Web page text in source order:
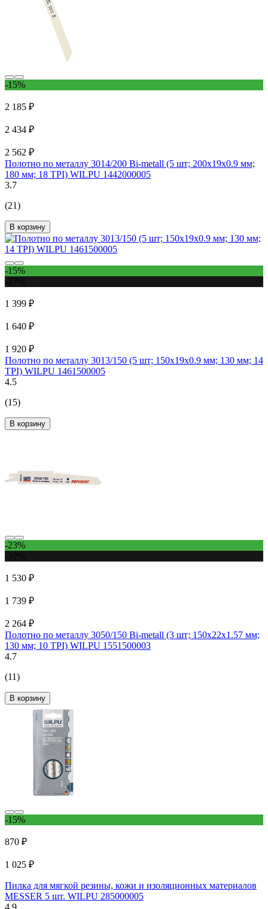
-15%
2 185 ₽
2 434 ₽
2 562 ₽
Полотно по металлу 3014/200 Bi-metall (5 шт; 200х19х0.9 мм;
180 мм; 18 TPI) WILPU 1442000005
3.7
(21)
В корзину
-15%
1 399 ₽
1 640 ₽
1 920 ₽
Полотно по металлу 3013/150 (5 шт; 150х19х0.9 мм; 130 мм; 14
TPI) WILPU 1461500005
4.5
(15)
В корзину
-23%
1 530 ₽
1 739 ₽
2 264 ₽
Полотно по металлу 3050/150 Bi-metall (3 шт; 150х22х1.57 мм;
130 мм; 10 TPI) WILPU 1551500003
4.7
(11)
В корзину
-15%
870 ₽
1 025 ₽
Пилка для мягкой резины, кожи и изоляционных материалов
MESSER 5 шт. WILPU 285000005
4.9